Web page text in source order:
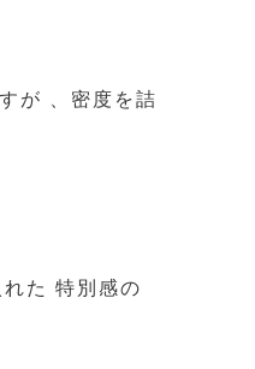
が 、密度を詰
た 特別感の